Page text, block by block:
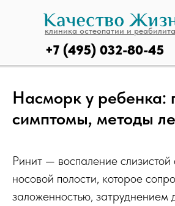
клиника остеопатии и
+7 (495) 032-80-45
Насморк у ребенка:
симптомы, методы
Ринит — воспаление слизистой
носовой полости, которое
заложенностью, затруднением